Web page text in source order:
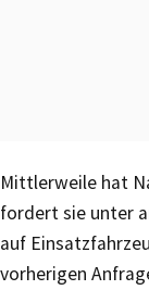
Mittlerweile hat
fordert sie unter
auf
vorherigen